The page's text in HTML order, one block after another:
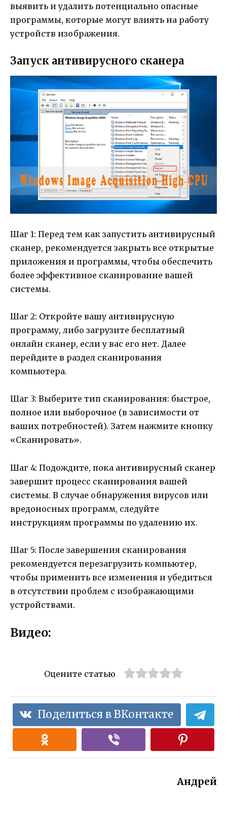
выявить и удалить потенциально опасные
программы, которые могут влиять на работу
устройств изображения.
Запуск антивирусного сканера
Шаг 1: Перед тем как запустить антивирусный
сканер, рекомендуется закрыть все открытые
приложения и программы, чтобы обеспечить
более эффективное сканирование вашей
системы.
Шаг 2: Откройте вашу антивирусную
программу, либо загрузите бесплатный
онлайн сканер, если у вас его нет. Далее
перейдите в раздел сканирования
компьютера.
Шаг 3: Выберите тип сканирования: быстрое,
полное или выборочное (в зависимости от
ваших потребностей). Затем нажмите кнопку
«Сканировать».
Шаг 4: Подождите, пока антивирусный сканер
завершит процесс сканирования вашей
системы. В случае обнаружения вирусов или
вредоносных программ, следуйте
инструкциям программы по удалению их.
Шаг 5: После завершения сканирования
рекомендуется перезагрузить компьютер,
чтобы применить все изменения и убедиться
в отсутствии проблем с изображающими
устройствами.
Видео:
Оцените статью
Поделиться в ВКонтакте
Андрей